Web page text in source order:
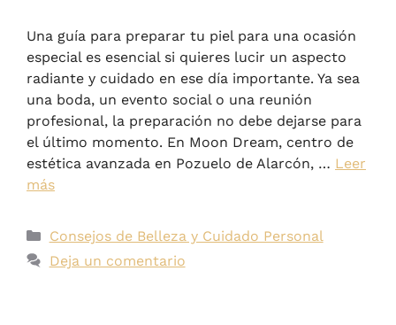
Una guía para preparar tu piel para una ocasión
especial es esencial si quieres lucir un aspecto
radiante y cuidado en ese día importante. Ya sea
una boda, un evento social o una reunión
profesional, la preparación no debe dejarse para
el último momento. En Moon Dream, centro de
estética avanzada en Pozuelo de Alarcón, … Leer
más
Consejos de Belleza y Cuidado Personal
Deja un comentario